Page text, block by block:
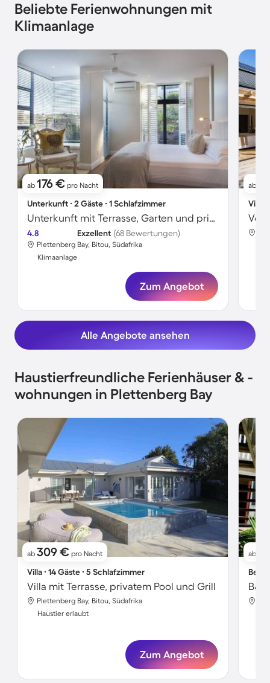
Beliebte Ferienwohnungen mit
Klimaanlage
ab 176 € pro Nacht
Unterkunft ∙ 2 Gäste ∙ 1 Schlafzimmer
Unterkunft mit Terrasse, Garten und privatem Pool | Gartenblick | Strand in der Nähe
4.8 Exzellent (68 Bewertungen)
Plettenberg Bay, Bitou, Südafrika
Klimaanlage
Zum Angebot
ab
Villa
Alle Angebote ansehen
Haustierfreundliche Ferienhäuser & -
wohnungen in Plettenberg Bay
ab 309 € pro Nacht
Villa ∙ 14 Gäste ∙ 5 Schlafzimmer
Villa mit Terrasse, privatem Pool und Grill
Plettenberg Bay, Bitou, Südafrika
Haustier erlaubt
Zum Angebot
ab
Bed